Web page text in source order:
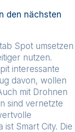
den nächsten
Spot umsetzen
nutzen.
interessante
davon, wollen
mit Drohnen
sind vernetzte
Smart City. Die